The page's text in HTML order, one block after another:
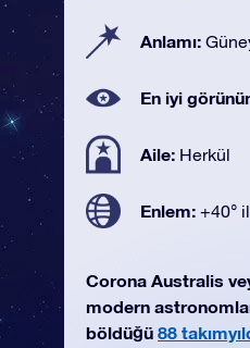
Anlamı:
En iyi
Aile: Herkül
Enlem: +40°
Corona Australis
modern
böldüğü 88